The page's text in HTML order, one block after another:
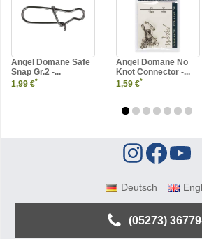
Angel Domäne Safe
Snap Gr.2 -...
1,99 €*
Angel Domäne No
Knot Connector -...
1,59 €*
Deutsch
(05273)